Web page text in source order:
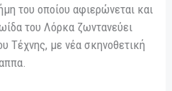
του οποίου αφιερώνεται και
του Λόρκα ζωντανεύει
Τέχνης, με νέα σκηνοθετική